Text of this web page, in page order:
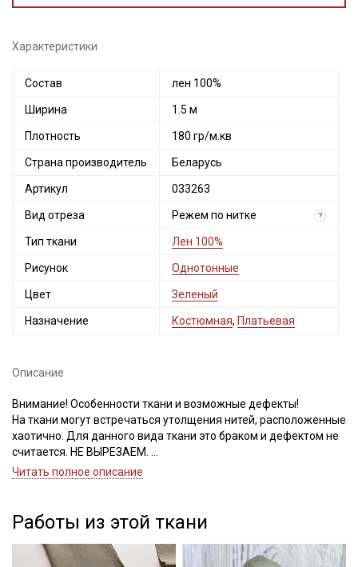
Характеристики
Состав лен 100%
Ширина 1.5 м
Плотность 180 гр/м.кв
Страна производитель Беларусь
Артикул 033263
Вид отреза Режем по нитке ?
Тип ткани Лен 100%
Рисунок Однотонные
Цвет Зеленый
Назначение Костюмная, Платьевая
Описание
Внимание! Особенности ткани и возможные дефекты!
На ткани могут встречаться утолщения нитей, расположенные
хаотично. Для данного вида ткани это браком и дефектом не
считается. НЕ ВЫРЕЗАЕМ.
Просим учитывать данную особенность при заказе.
теплопроводностью и устойчивостью к износам, высокой
сминаемостью; переплетение полотняное; на ощупь мягкая;
не просвечивает; усадка до 10%, неаллергенна;
Применение ткани: мужская, женская и детская одежда,
Читать полное описание
Работы из этой ткани